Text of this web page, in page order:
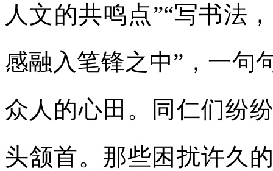
人文的共鸣点”“写书法
感融入笔锋之中”，一句
众人的心田。同仁们纷
头颔首。那些困扰许久